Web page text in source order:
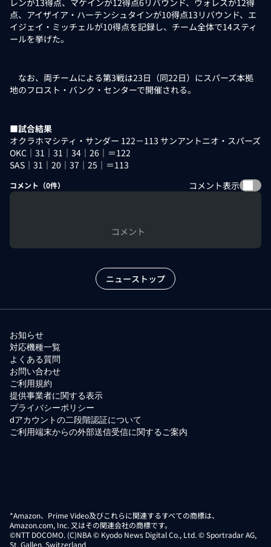
レンが13得点、マケインが12得点6リバウンド、ウォレスが12得
点、アイザイア・ハーテンシュタインが10得点13リバウンド、エ
イジェイ・ミッチェルが10得点を記録し、チーム全体で14スティ
ールを挙げた。
なお、両チームによる第3戦は23日（同22日）にスパーズ本拠
地のフロスト・バンク・センターで開催される。
■試合結果
オクラホマシティ・サンダー 122－113 サンアントニオ・スパーズ
OKC｜31｜31｜34｜26｜＝122
SAS｜31｜20｜37｜25｜＝113
コメント（0件） コメント表示
コメント
ニューストップ
お知らせ
対応機種一覧
よくある質問
お問い合わせ
ご利用規約
提供事業者に関する表示
プライバシーポリシー
dアカウントの二段階認証について
ご利用端末からの外部送信受信に関するご案内
*Amazon、Prime Video及びこれらに関連するすべての商標は、
Amazon.com, Inc. 又はその関連会社の商標です。
©NTT DOCOMO. (C)NBA © Kyodo News Digital Co., Ltd. © Sportradar AG,
St. Gallen, Switzerland